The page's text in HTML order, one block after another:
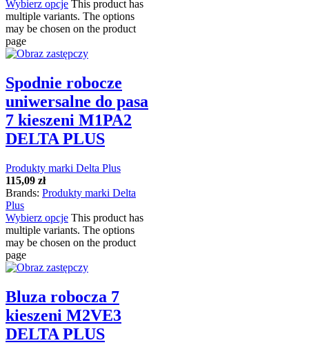
Wybierz opcje This product has
multiple variants. The options
may be chosen on the product
page
Spodnie robocze
uniwersalne do pasa
7 kieszeni M1PA2
DELTA PLUS
Produkty marki Delta Plus
115,09 zł
Brands: Produkty marki Delta
Plus
Wybierz opcje This product has
multiple variants. The options
may be chosen on the product
page
Bluza robocza 7
kieszeni M2VE3
DELTA PLUS